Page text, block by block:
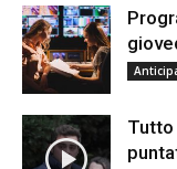
Tutto